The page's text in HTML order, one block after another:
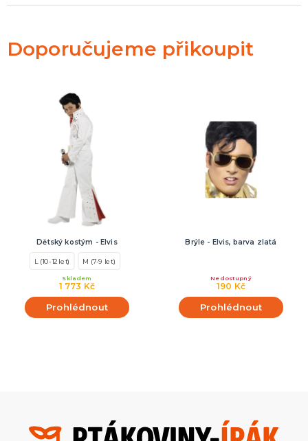
Doporučujeme přikoupit
Dětský kostým - Elvis
L (10-12 let) M (7-9 let)
1 773 Kč
Skladem
Prohlédnout
Brýle - Elvis, barva zlatá
190 Kč
Nedostupný
Prohlédnout